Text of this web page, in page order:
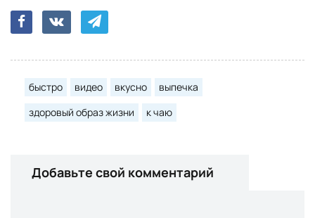
быстро видео вкусно
выпечка
здоровый образ жизни
к чаю
Добавьте свой комментарий